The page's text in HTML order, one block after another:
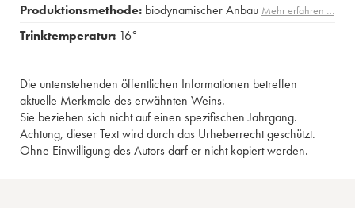
Produktionsmethode: biodynamischer Anbau Mehr erfahren …
Trinktemperatur: 16°
Die untenstehenden öffentlichen Informationen betreffen
aktuelle Merkmale des erwähnten Weins.
Sie beziehen sich nicht auf einen spezifischen Jahrgang.
Achtung, dieser Text wird durch das Urheberrecht geschützt.
Ohne Einwilligung des Autors darf er nicht kopiert werden.